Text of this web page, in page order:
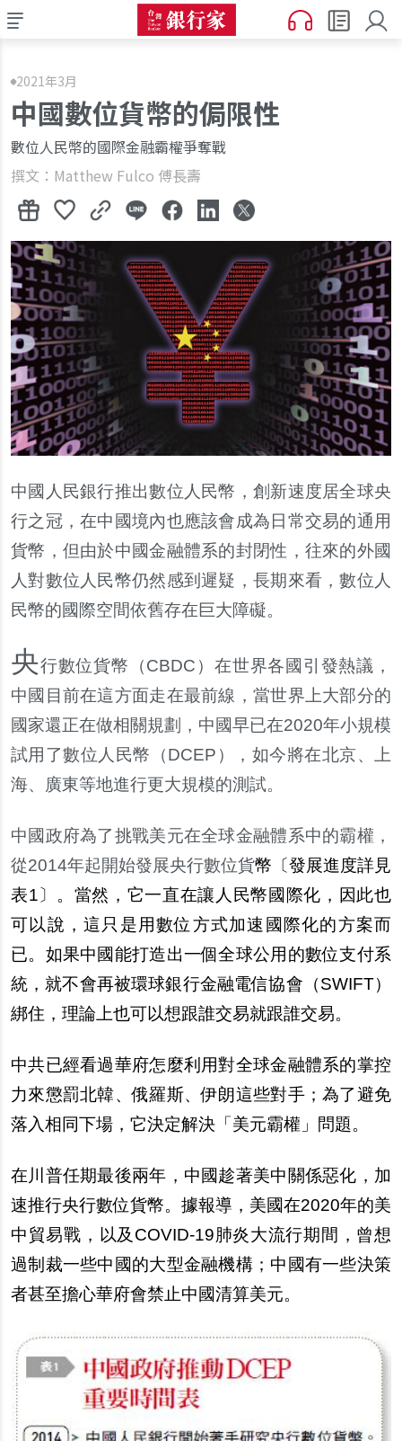
2021年3月
中國數位貨幣的侷限性
數位人民幣的國際金融霸權爭奪戰
撰文：Matthew Fulco 傅長壽
中國人民銀行推出數位人民幣，創新速度居全球央
行之冠，在中國境內也應該會成為日常交易的通用
貨幣，但由於中國金融體系的封閉性，往來的外國
人對數位人民幣仍然感到遲疑，長期來看，數位人
民幣的國際空間依舊存在巨大障礙。
央行數位貨幣（CBDC）在世界各國引發熱議，
中國目前在這方面走在最前線，當世界上大部分的
國家還正在做相關規劃，中國早已在2020年小規模
試用了數位人民幣（DCEP），如今將在北京、上
海、廣東等地進行更大規模的測試。
中國政府為了挑戰美元在全球金融體系中的霸權，
從2014年起開始發展央行數位貨幣〔發展進度詳見
表1〕。當然，它一直在讓人民幣國際化，因此也
可以說，這只是用數位方式加速國際化的方案而
已。如果中國能打造出一個全球公用的數位支付系
統，就不會再被環球銀行金融電信協會（SWIFT）
綁住，理論上也可以想跟誰交易就跟誰交易。
中共已經看過華府怎麼利用對全球金融體系的掌控
力來懲罰北韓、俄羅斯、伊朗這些對手；為了避免
落入相同下場，它決定解決「美元霸權」問題。
在川普任期最後兩年，中國趁著美中關係惡化，加
速推行央行數位貨幣。據報導，美國在2020年的美
中貿易戰，以及COVID-19肺炎大流行期間，曾想
過制裁一些中國的大型金融機構；中國有一些決策
者甚至擔心華府會禁止中國清算美元。